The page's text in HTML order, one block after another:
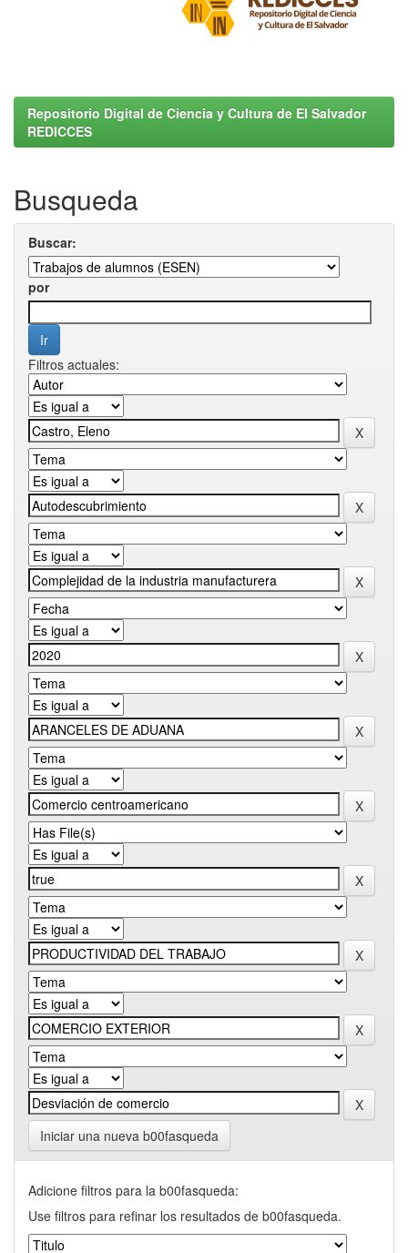
Repositorio Digital de Ciencia y Cultura de El Salvador
REDICCES
Busqueda
Buscar:
por
Filtros actuales:
Iniciar una nueva b00fasqueda
Adicione filtros para la b00fasqueda:
Use filtros para refinar los resultados de b00fasqueda.